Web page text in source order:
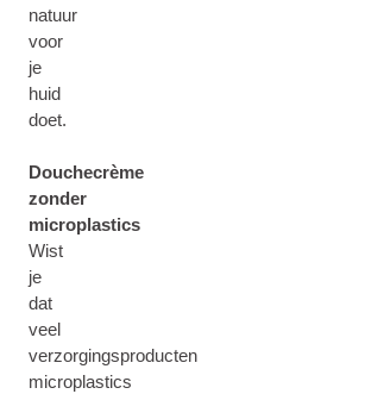
natuur
voor
je
huid
doet.
Douchecrème
zonder
microplastics
Wist
je
dat
veel
verzorgingsproducten
microplastics